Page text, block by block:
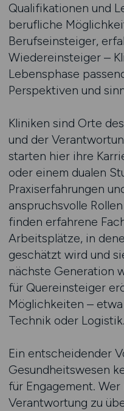
Qualifikationen und
berufliche
Berufseinsteiger,
Wiedereinsteiger –
Lebensphase
Perspektiven und
Kliniken sind Orte
und der
starten hier ihre
oder einem dualen
Praxiserfahrungen
anspruchsvolle
finden erfahrene
Arbeitsplätze, in
geschätzt wird und
nächste Generation
für Quereinsteiger
Möglichkeiten –
Technik oder Logistik.
Ein entscheidender
Gesundheitswesen
für Engagement.
Verantwortung zu